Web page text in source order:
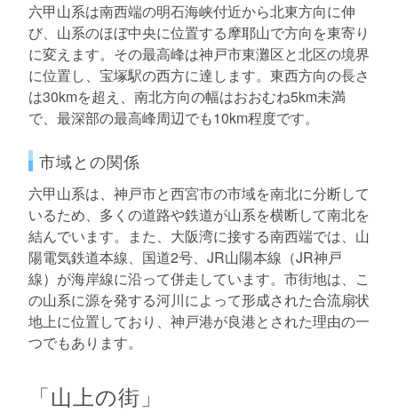
六甲山系は南西端の明石海峡付近から北東方向に伸
び、山系のほぼ中央に位置する摩耶山で方向を東寄り
に変えます。その最高峰は神戸市東灘区と北区の境界
に位置し、宝塚駅の西方に達します。東西方向の長さ
は30kmを超え、南北方向の幅はおおむね5km未満
で、最深部の最高峰周辺でも10km程度です。
市域との関係
六甲山系は、神戸市と西宮市の市域を南北に分断して
いるため、多くの道路や鉄道が山系を横断して南北を
結んでいます。また、大阪湾に接する南西端では、山
陽電気鉄道本線、国道2号、JR山陽本線（JR神戸
線）が海岸線に沿って併走しています。市街地は、こ
の山系に源を発する河川によって形成された合流扇状
地上に位置しており、神戸港が良港とされた理由の一
つでもあります。
「山上の街」